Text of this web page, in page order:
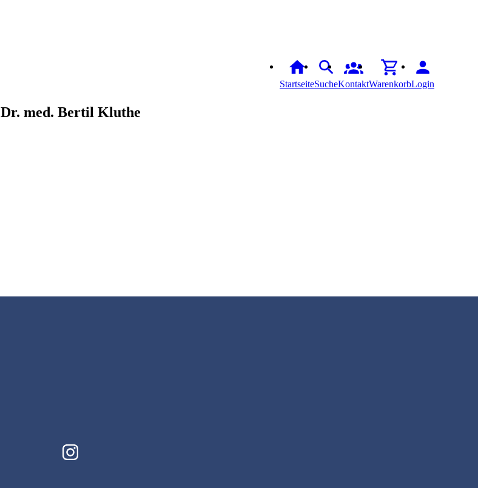
StartseiteSucheKontaktWarenkorbLogin
Dr. med. Bertil Kluthe